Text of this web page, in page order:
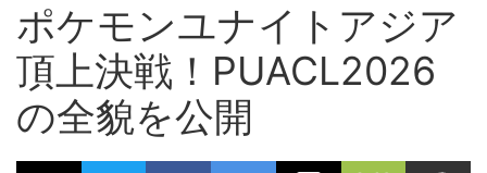
ポケモンユナイトアジア
頂上決戦！PUACL2026
の全貌を公開